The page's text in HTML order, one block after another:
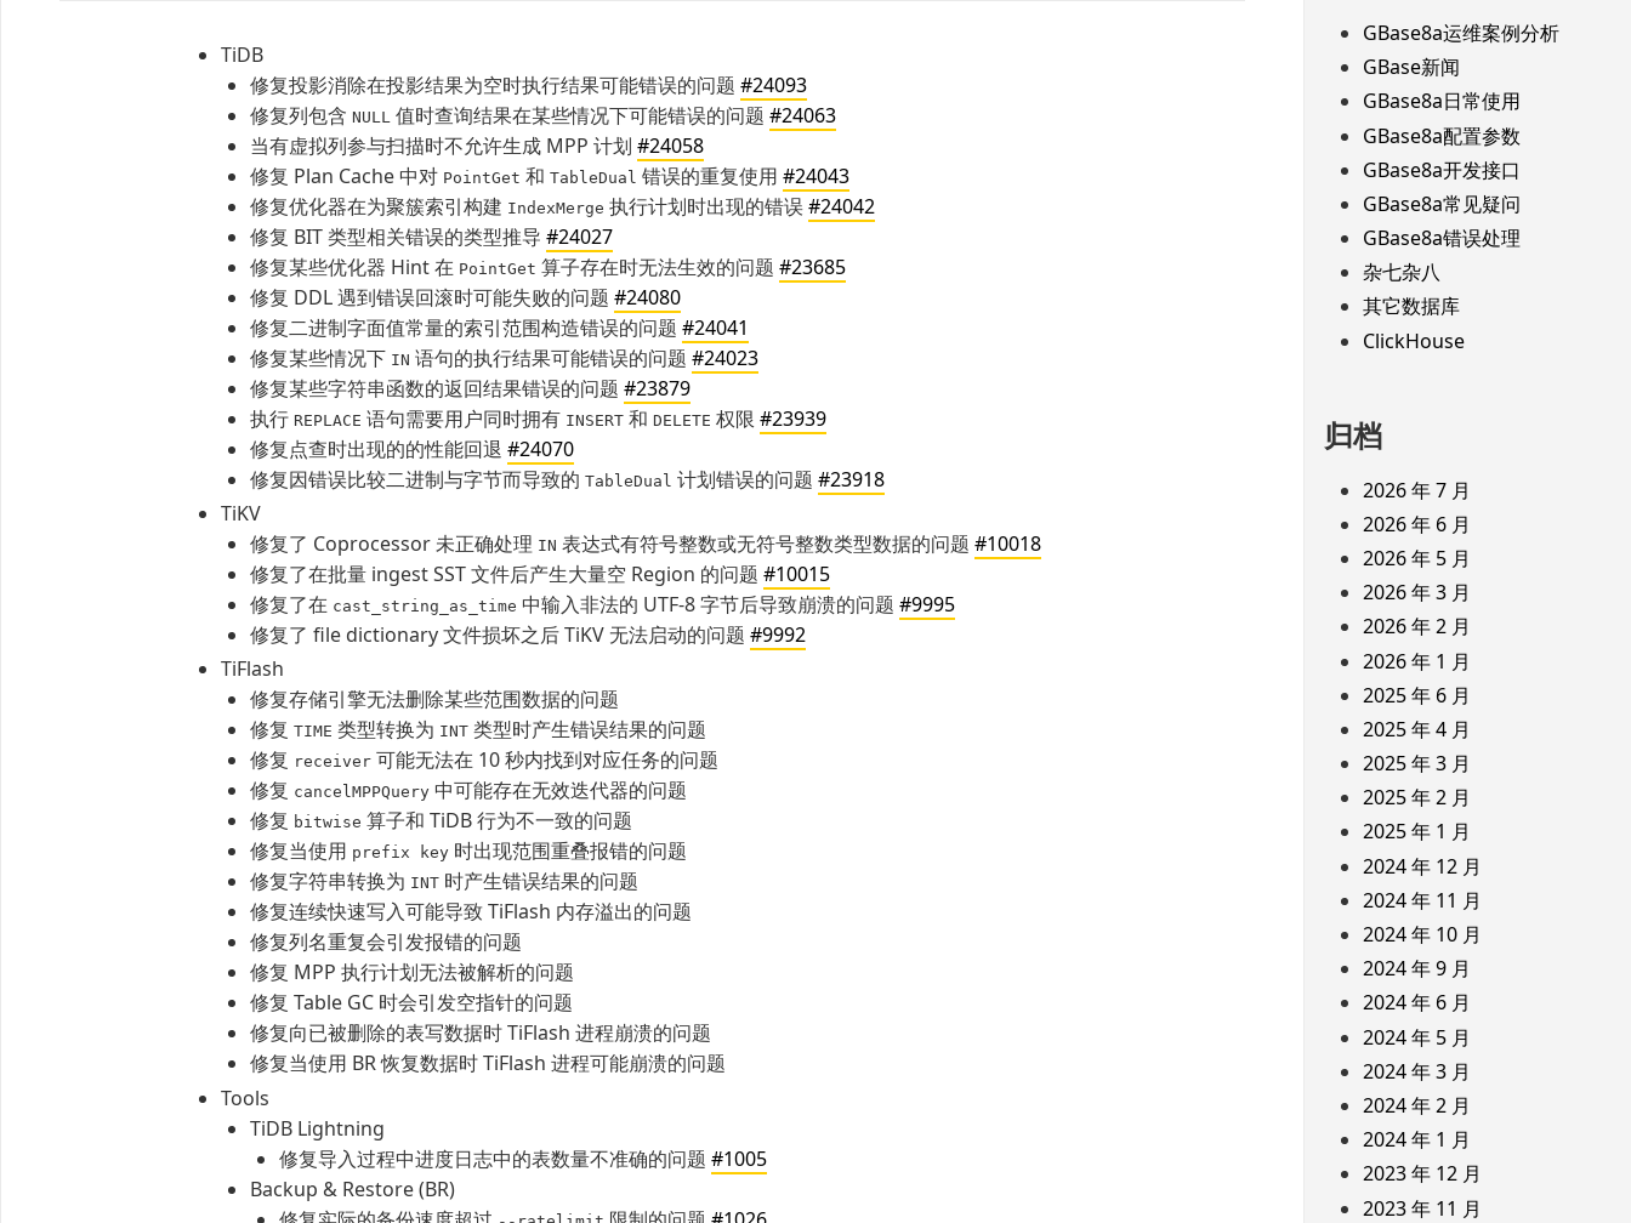
TiDB
修复投影消除在投影结果为空时执行结果可能错误的问题 #24093
修复列包含 NULL 值时查询结果在某些情况下可能错误的问题 #24063
当有虚拟列参与扫描时不允许生成 MPP 计划 #24058
修复 Plan Cache 中对 PointGet 和 TableDual 错误的重复使用 #24043
修复优化器在为聚簇索引构建 IndexMerge 执行计划时出现的错误#24042
修复 BIT 类型相关错误的类型推导 #24027
修复某些优化器 Hint 在 PointGet 算子存在时无法生效的问题 #23685
修复 DDL 遇到错误回滚时可能失败的问题 #24080
修复二进制字面值常量的索引范围构造错误的问题 #24041
修复某些情况下 IN 语句的执行结果可能错误的问题 #24023
修复某些字符串函数的返回结果错误的问题 #23879
执行 REPLACE 语句需要用户同时拥有 INSERT和 DELETE 权限 #23939
修复点查时出现的的性能回退 #24070
修复因错误比较二进制与字节而导致的 TableDual 计划错误的问题 #23918
TiKV
修复了 Coprocessor 未正确处理 IN 表达式有符号整数或无符号整数类型数据的问题 #10018
修复了在批量 ingest SST 文件后产生大量空 Region 的问题 #10015
修复了在 cast_string_as_time 中输入非法的 UTF-8 字节后导致崩溃的问题 #9995
修复了 file dictionary 文件损坏之后 TiKV 无法启动的问题 #9992
TiFlash
修复存储引擎无法删除某些范围数据的问题
修复 TIME 类型转换为 INT类型时产生错误结果的问题
修复 receiver可能无法在 10 秒内找到对应任务的问题
修复 cancelMPPQuery中可能存在无效迭代器的问题
修复 bitwise 算子和 TiDB 行为不一致的问题
修复当使用 prefix key时出现范围重叠报错的问题
修复字符串转换为 INT时产生错误结果的问题
修复连续快速写入可能导致 TiFlash 内存溢出的问题
修复列名重复会引发报错的问题
修复 MPP 执行计划无法被解析的问题
修复 Table GC 时会引发空指针的问题
修复向已被删除的表写数据时 TiFlash 进程崩溃的问题
修复当使用 BR 恢复数据时 TiFlash 进程可能崩溃的问题
Tools
TiDB Lightning
修复导入过程中进度日志中的表数量不准确的问题 #1005
Backup & Restore (BR)
GBase8a运维案例分析
GBase新闻
GBase8a日常使用
GBase8a配置参数
GBase8a开发接口
GBase8a常见疑问
GBase8a错误处理
杂七杂八
其它数据库
ClickHouse
归档
2026 年 7 月
2026 年 6 月
2026 年 5 月
2026 年 3 月
2026 年 2 月
2026 年 1 月
2025 年 6 月
2025 年 4 月
2025 年 3 月
2025 年 2 月
2025 年 1 月
2024 年 12 月
2024 年 11 月
2024 年 10 月
2024 年 9 月
2024 年 6 月
2024 年 5 月
2024 年 3 月
2024 年 2 月
2024 年 1 月
2023 年 12 月
2023 年 11 月